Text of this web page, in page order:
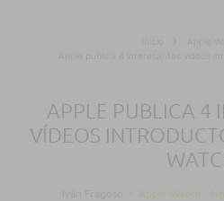
Apple
Apple publica 4 interesantes vídeos
APPLE PUBLICA 4
VÍDEOS
Apple Watch